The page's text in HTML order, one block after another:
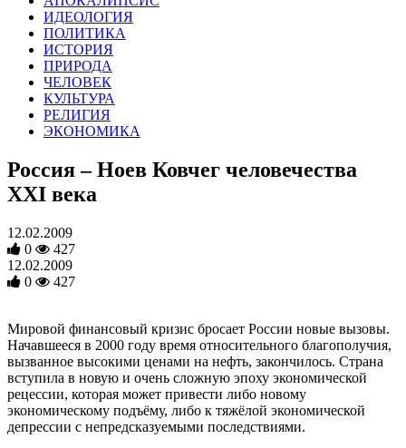
ИДЕОЛОГИЯ
ПОЛИТИКА
ИСТОРИЯ
ПРИРОДА
ЧЕЛОВЕК
КУЛЬТУРА
РЕЛИГИЯ
ЭКОНОМИКА
Россия – Ноев Ковчег человечества
XXI века
12.02.2009
0
427
12.02.2009
0
427
Мировой финансовый кризис бросает России новые вызовы.
Начавшееся в 2000 году время относительного благополучия,
вызванное высокими ценами на нефть, закончилось. Страна
вступила в новую и очень сложную эпоху экономической
рецессии, которая может привести либо новому
экономическому подъёму, либо к тяжёлой экономической
депрессии с непредсказуемыми последствиями.